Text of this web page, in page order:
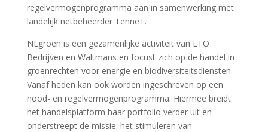
regelvermogenprogramma aan in samenwerking met
landelijk netbeheerder TenneT.
NLgroen is een gezamenlijke activiteit van LTO
Bedrijven en Waltmans en focust zich op de handel in
groenrechten voor energie en biodiversiteitsdiensten.
Vanaf heden kan ook worden ingeschreven op een
nood- en regelvermogenprogramma. Hiermee breidt
het handelsplatform haar portfolio verder uit en
onderstreept de missie: het stimuleren van